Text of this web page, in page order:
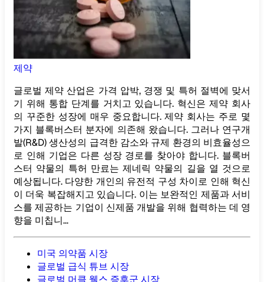
제약
글로벌 제약 산업은 가격 압박, 경쟁 및 특허 절벽에 맞서
기 위해 통합 단계를 거치고 있습니다. 혁신은 제약 회사
의 꾸준한 성장에 매우 중요합니다. 제약 회사는 주로 몇
가지 블록버스터 분자에 의존해 왔습니다. 그러나 연구개
발(R&D) 생산성의 급격한 감소와 규제 환경의 비효율성으
로 인해 기업은 다른 성장 경로를 찾아야 합니다. 블록버
스터 약물의 특허 만료는 제네릭 약물의 길을 열 것으로
예상됩니다. 다양한 개인의 유전적 구성 차이로 인해 혁신
이 더욱 복잡해지고 있습니다. 이는 보완적인 제품과 서비
스를 제공하는 기업이 신제품 개발을 위해 협력하는 데 영
향을 미칩니...
미국 의약품 시장
글로벌 급식 튜브 시장
글로벌 머클 웰스 증후군 시장